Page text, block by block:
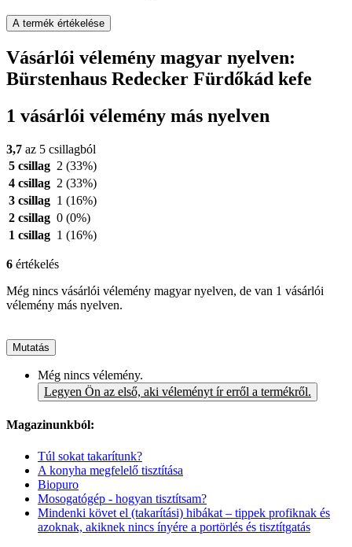
A termék értékelése
Vásárlói vélemény magyar nyelven:
Bürstenhaus Redecker Fürdőkád kefe
1 vásárlói vélemény más nyelven
3,7 az 5 csillagból
5 csillag 2 (33%)
4 csillag 2 (33%)
3 csillag 1 (16%)
2 csillag 0 (0%)
1 csillag 1 (16%)
6 értékelés
Még nincs vásárlói vélemény magyar nyelven, de van 1 vásárlói
vélemény más nyelven.
Mutatás
Még nincs vélemény.
Legyen Ön az első, aki véleményt ír erről a termékről.
Magazinunkból:
Túl sokat takarítunk?
A konyha megfelelő tisztítása
Biopuro
Mosogatógép - hogyan tisztítsam?
Mindenki követ el (takarítási) hibákat – tippek profiknak és
azoknak, akiknek nincs ínyére a portörlés és tisztítgatás